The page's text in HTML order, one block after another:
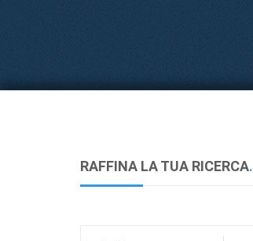
RAFFINA LA TUA RICERCA.